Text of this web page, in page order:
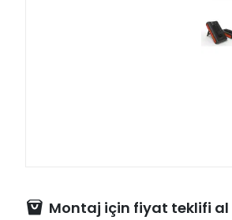
Montaj için fiyat teklifi al